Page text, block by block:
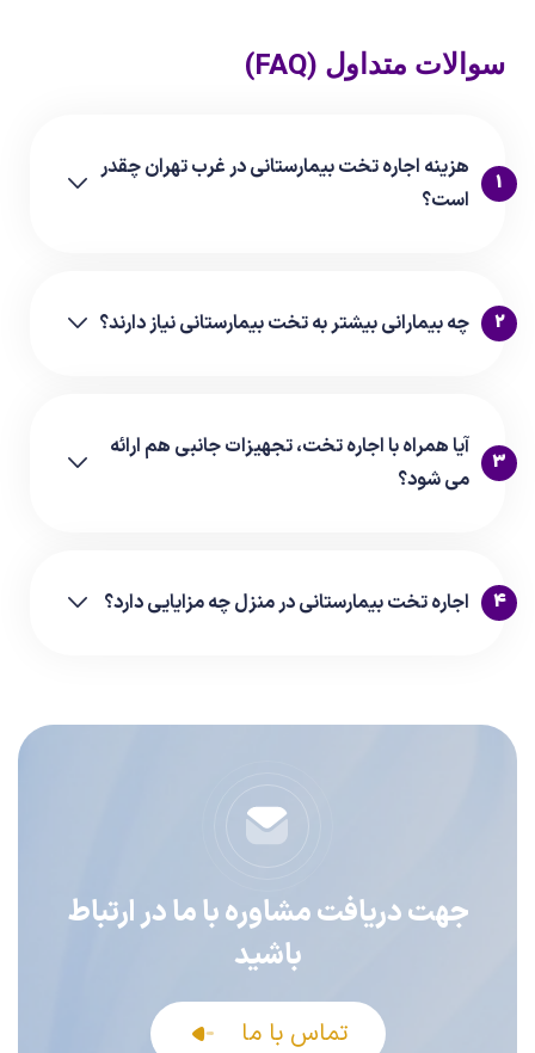
سوالات متداول (FAQ)
1
هزینه اجاره تخت بیمارستانی در غرب تهران چقدر
است؟
2 چه بیمارانی بیشتر به تخت بیمارستانی نیاز دارند؟
3
آیا همراه با اجاره تخت، تجهیزات جانبی هم ارائه
می شود؟
4 اجاره تخت بیمارستانی در منزل چه مزایایی دارد؟
جهت دریافت مشاوره با ما در ارتباط
باشید
تماس با ما